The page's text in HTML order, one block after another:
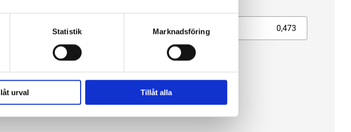
Statistik Marknadsföring
urval Tillåt alla
speciellt utformad
strålar och damm,
vinyl, läderimitation,
Volym, liter (l) 0,473